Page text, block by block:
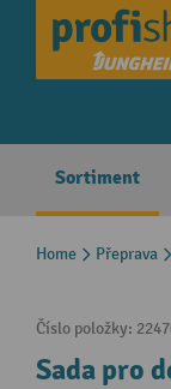
Skip to
Sortiment
Home Přeprava
Číslo položky:
Sada pro